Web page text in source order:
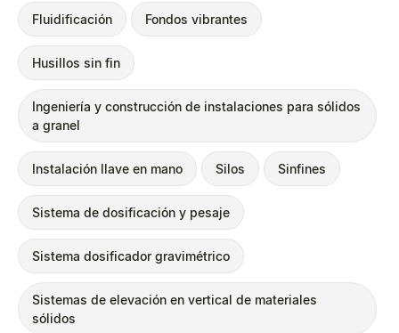
Fluidificación Fondos vibrantes
Husillos sin fin
Ingeniería y construcción de instalaciones para sólidos
a granel
Instalación llave en mano Silos Sinfines
Sistema de dosificación y pesaje
Sistema dosificador gravimétrico
Sistemas de elevación en vertical de materiales
sólidos